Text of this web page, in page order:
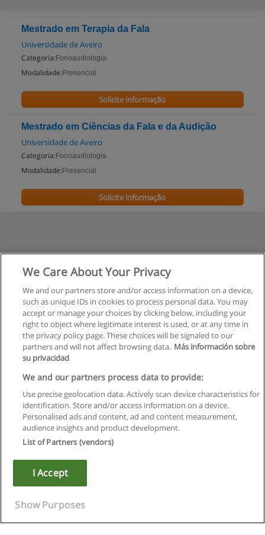
Mestrado em Terapia da Fala
Universidade de Aveiro
Categoria: Fonoaudiologia
Modalidade: Presencial
Solicite informação
Mestrado em Ciências da Fala e da Audição
Universidade de Aveiro
Categoria: Fonoaudiologia
Modalidade: Presencial
Solicite informação
Regras de uso
Privacidade de dados
Copyright © Educaedu Business S.L. - CIF : B-95610580: -
We Care About Your Privacy
We and our partners store and/or access information on a device,
such as unique IDs in cookies to process personal data. You may
accept or manage your choices by clicking below, including your
right to object where legitimate interest is used, or at any time in
the privacy policy page. These choices will be signaled to our
partners and will not affect browsing data. Más información sobre
su privacidad
We and our partners process data to provide:
Use precise geolocation data. Actively scan device characteristics for
identification. Store and/or access information on a device.
Personalised ads and content, ad and content measurement,
audience insights and product development.
List of Partners (vendors)
I Accept
Show Purposes